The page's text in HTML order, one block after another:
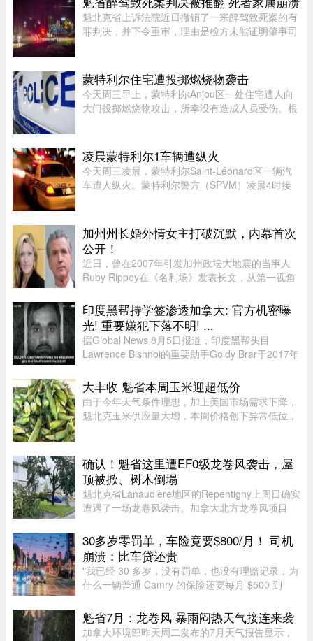
魁北克省上诉法院近日撤销了一宗醉驾致死案的有
罪判决，并下令重审，理由是检方未能证明肇事司
Yannick Potvin驾驶踏板车行驶在Sai ...
蒙特利尔住宅遭投掷燃烧物袭击
今天周三早上，蒙特利尔Anjou区一处住宅遭人向
大门投掷燃烧物攻击，所幸没有造成人员受伤。根
Bellefontaine、靠近avenue de ...
凌晨蒙特利尔1车辆遭纵火
今天周三凌晨，蒙特利尔Saint-Léonard区一辆汽
车遭人纵火。蒙特利尔警方（SPVM）凌晨4时接
Chèvrefils表示，警员抵达现场时，火 ...
加州州长婚外情女主打破沉默，内幕首次
公开！
近日，曾在2007年引发加州政坛大地震的当事人
Ruby Rippey在《名利场》发表长文，从第一视角
Gavin Newsom的一段婚外情。这段尘封多年的往
事再次被推向风口浪尖。Gavin New ...
印度黑帮持学签渗透加拿大: 官方机密曝
光! 重要嫌犯下落不明! ...
据Global News 8月5日报道，印度黑帮头目
Lawrence Bishnoi的重要助手Goldy Brar于2017年
Thompson Rivers University就读。但记录显示，
目前“无法确认”他是否真的上过课。实 ...
大丰收 魁省本周玉米迎超低价
由于今年天气条件理想，加上美国市场需求下降，
魁北克玉米供应量大增，本周价格创下异常低位，
人David Côté表示， ...
确认！魁省这里遭EF0级龙卷风袭击，屋
顶被掀、树木倒塌
魁北克省Lanaudière地区的Repentigny上周日确实
遭遇了一场龙卷风袭击。加拿大北方龙卷风项目
认，当天形成的是一场EF0级龙卷风。报告指出，
这场龙卷风是在一个弱超级单体 ...
30多岁零罚单，车险竟要$800/月！ 司机
崩溃：比车贷还贵
"我已经 30 多岁，没有罚单，也没有理赔记录，为
什么一辆普通 Camry 的保险还要每月 $500 到
己找过保险经纪、直接联系过保险公司，也使用了
多个比价网站，得到的报价 ...
魁省7月：龙卷风 暴雨闷热天气接连来袭
加拿大环境部昨天周二发布的7月天气报告显示，